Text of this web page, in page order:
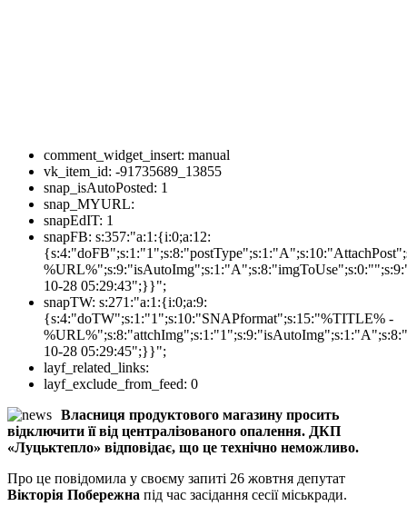
comment_widget_insert: manual
vk_item_id: -91735689_13855
snap_isAutoPosted: 1
snap_MYURL:
snapEdIT: 1
snapFB: s:357:"a:1:{i:0;a:12:
10-28 05:29:43";}}";
snapTW: s:271:"a:1:{i:0;a:9:
{s:4:"doTW";s:1:"1";s:10:"SNAPformat";s:15:"%TITLE% -
10-28 05:29:45";}}";
layf_related_links:
layf_exclude_from_feed: 0
Власниця продуктового магазину просить
відключити її від централізованого опалення. ДКП
«Луцьктепло» відповідає, що це технічно неможливо.
Про це повідомила у своєму запиті 26 жовтня депутат
Вікторія Побережна під час засідання сесії міськради.